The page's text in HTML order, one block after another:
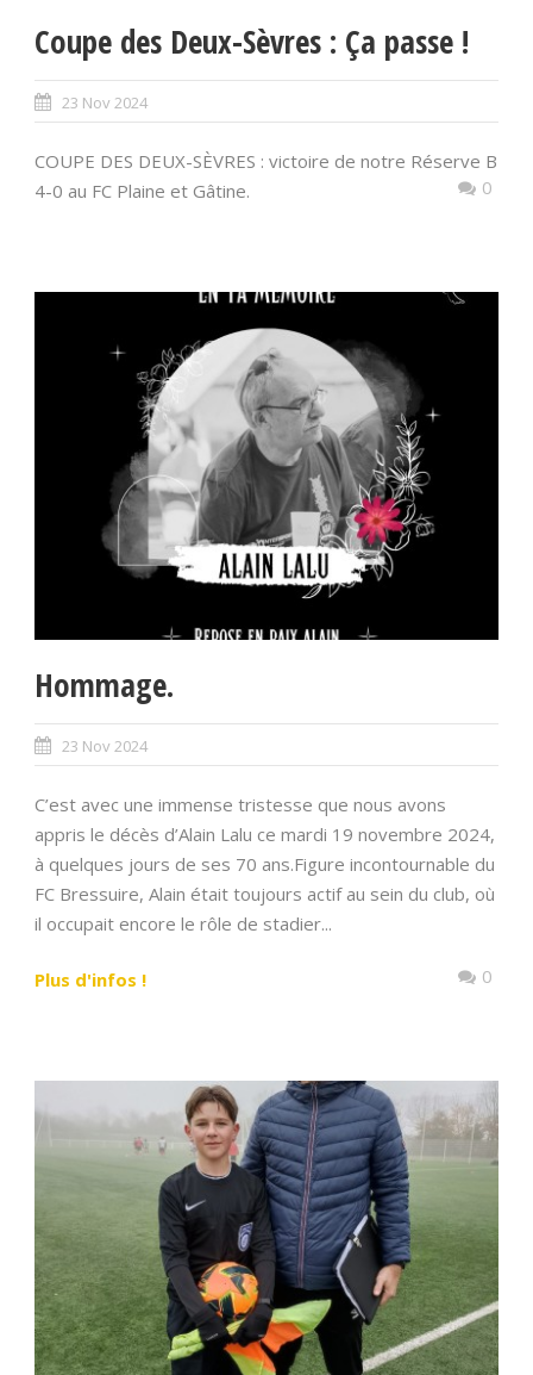
Coupe des Deux-Sèvres : Ça passe !
23 Nov 2024
COUPE DES DEUX-SÈVRES : victoire de notre Réserve B
4-0 au FC Plaine et Gâtine.
0
Hommage.
23 Nov 2024
C’est avec une immense tristesse que nous avons
appris le décès d’Alain Lalu ce mardi 19 novembre 2024,
à quelques jours de ses 70 ans.Figure incontournable du
FC Bressuire, Alain était toujours actif au sein du club, où
il occupait encore le rôle de stadier...
Plus d'infos ! 0